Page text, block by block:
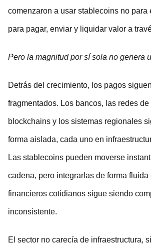
comenzaron a usar stablecoins no para
para pagar, enviar y liquidar valor a
Pero la magnitud por sí sola no genera
Detrás del crecimiento, los pagos
fragmentados. Los bancos, las redes
blockchains y los sistemas regionales
forma aislada, cada uno en
Las stablecoins pueden moverse
cadena, pero integrarlas de forma
financieros cotidianos sigue siendo
inconsistente.
El sector no carecía de infraestructura,